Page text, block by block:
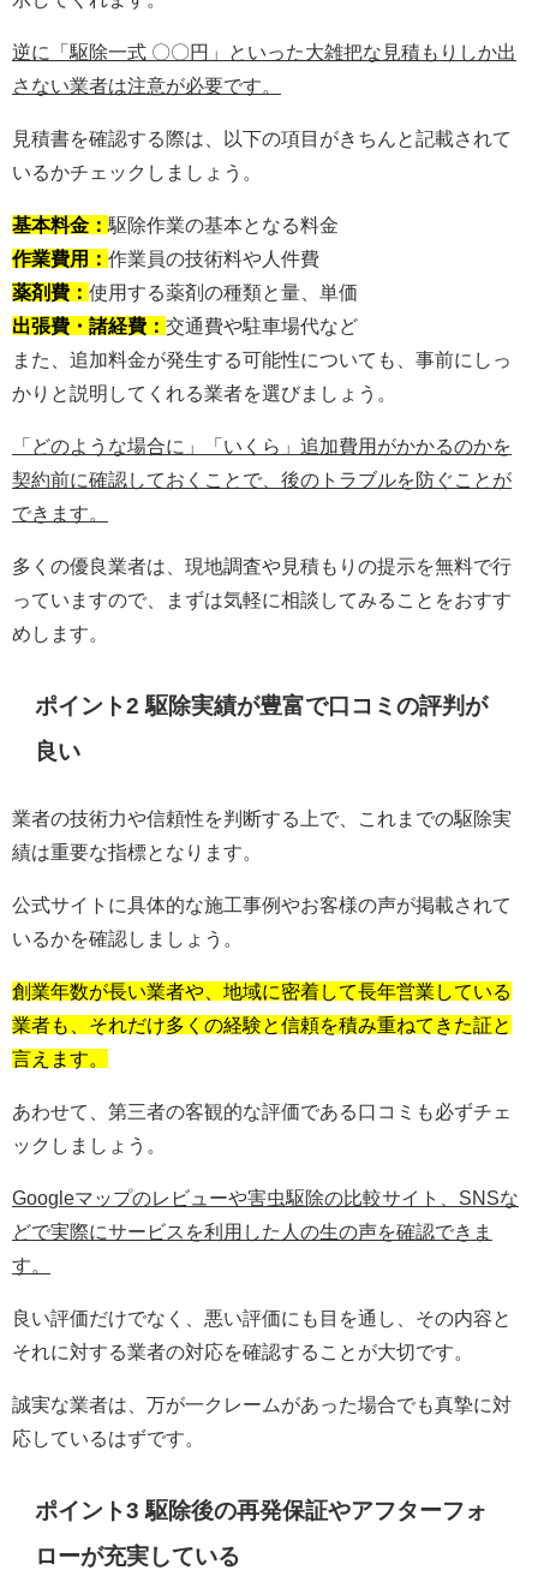
逆に「駆除一式 〇〇円」といった大雑把な見積もりしか出
さない業者は注意が必要です。
見積書を確認する際は、以下の項目がきちんと記載されて
いるかチェックしましょう。
基本料金： 駆除作業の基本となる料金
作業費用： 作業員の技術料や人件費
薬剤費： 使用する薬剤の種類と量、単価
出張費・諸経費： 交通費や駐車場代など
また、追加料金が発生する可能性についても、事前にしっ
かりと説明してくれる業者を選びましょう。
「どのような場合に」「いくら」追加費用がかかるのかを
契約前に確認しておくことで、後のトラブルを防ぐことが
できます。
多くの優良業者は、現地調査や見積もりの提示を無料で行
っていますので、まずは気軽に相談してみることをおすす
めします。
ポイント2 駆除実績が豊富で口コミの評判が
良い
業者の技術力や信頼性を判断する上で、これまでの駆除実
績は重要な指標となります。
公式サイトに具体的な施工事例やお客様の声が掲載されて
いるかを確認しましょう。
創業年数が長い業者や、地域に密着して長年営業している
業者も、それだけ多くの経験と信頼を積み重ねてきた証と
言えます。
あわせて、第三者の客観的な評価である口コミも必ずチェ
ックしましょう。
Googleマップのレビューや害虫駆除の比較サイト、SNSな
どで実際にサービスを利用した人の生の声を確認できま
す。
良い評価だけでなく、悪い評価にも目を通し、その内容と
それに対する業者の対応を確認することが大切です。
誠実な業者は、万が一クレームがあった場合でも真摯に対
応しているはずです。
ポイント3 駆除後の再発保証やアフターフォ
ローが充実している